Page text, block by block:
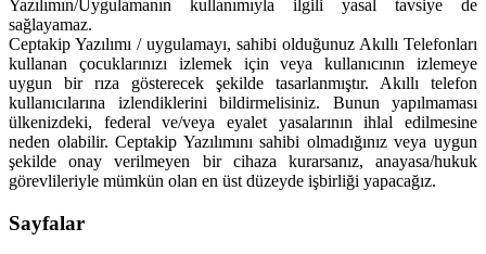
Yazılımın/Uygulamanın kullanımıyla ilgili yasal tavsiye de
sağlayamaz.
Ceptakip Yazılımı / uygulamayı, sahibi olduğunuz Akıllı Telefonları
kullanan çocuklarınızı izlemek için veya kullanıcının izlemeye
uygun bir rıza gösterecek şekilde tasarlanmıştır. Akıllı telefon
kullanıcılarına izlendiklerini bildirmelisiniz. Bunun yapılmaması
ülkenizdeki, federal ve/veya eyalet yasalarının ihlal edilmesine
neden olabilir. Ceptakip Yazılımını sahibi olmadığınız veya uygun
şekilde onay verilmeyen bir cihaza kurarsanız, anayasa/hukuk
görevlileriyle mümkün olan en üst düzeyde işbirliği yapacağız.
Sayfalar